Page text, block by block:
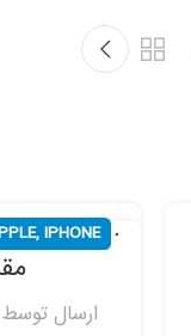
17
,IPHONE
ارسال توسط